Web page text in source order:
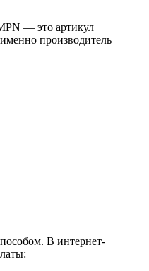
— это артикул
производитель
В интернет-